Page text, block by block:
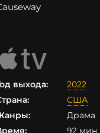
выхода:
2022
США
Драма
92 мин.